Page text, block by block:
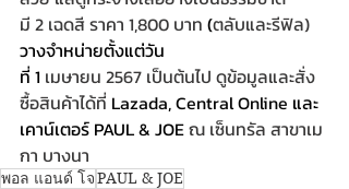
มี 2 เฉดสี ราคา 1,800 บาท (ตลับและรีฟิล)
วางจำหน่ายตั้งแต่วัน
ที่ 1 เมษายน 2567 เป็นต้นไป ดูข้อมูลและสั่ง
ซื้อสินค้าได้ที่ Lazada, Central Online และ
เคาน์เตอร์ PAUL & JOE ณ เซ็นทรัล สาขาเม
กา บางนา
พอล แอนด์ โจPAUL & JOE